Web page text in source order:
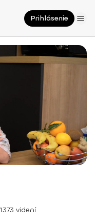
Prihlásenie
1373 videní